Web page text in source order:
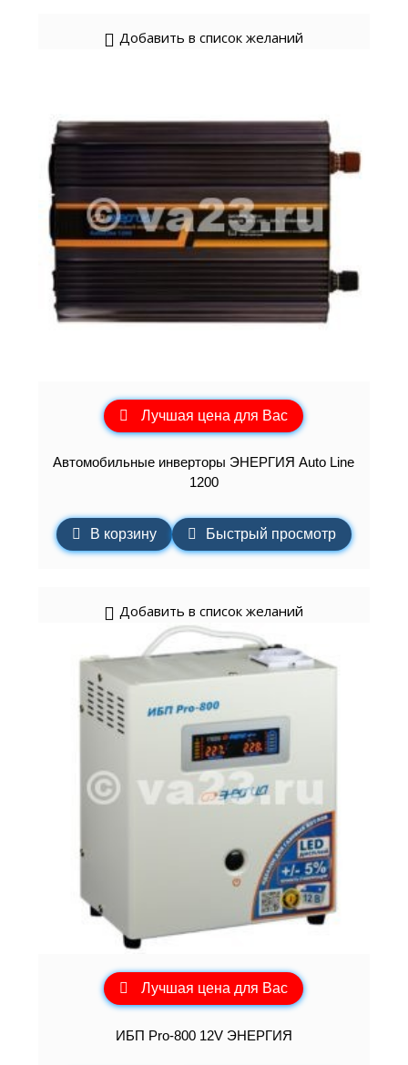
Добавить в список желаний
Лучшая цена для Вас
Автомобильные инверторы ЭНЕРГИЯ Auto Line
1200
В корзину Быстрый просмотр
Добавить в список желаний
Лучшая цена для Вас
ИБП Pro-800 12V ЭНЕРГИЯ